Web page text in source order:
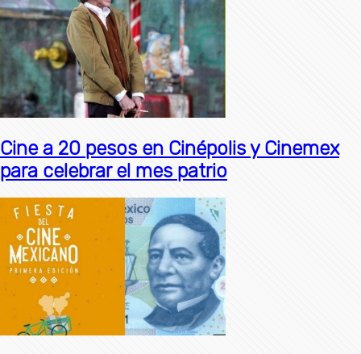
Cine a 20 pesos en Cinépolis y Cinemex
para celebrar el mes patrio